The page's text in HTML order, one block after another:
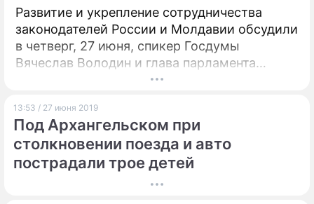
Развитие и укрепление сотрудничества
законодателей России и Молдавии обсудили
в четверг, 27 июня, спикер Госдумы
Вячеслав Володин и глава парламента
Молдавии Зинаида Гречаный. Председатель
встреча придаст импульс отношениям двух
стран.
13:53 / 27 июня 2019
Под Архангельском при
столкновении поезда и авто
пострадали трое детей